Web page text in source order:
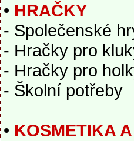
• HRAČKY
- Společenské
- Hračky pro
- Hračky pro
- Školní potřeby
• KOSMETIKA